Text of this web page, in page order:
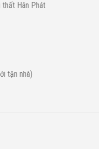
thất Hân Phát
tận nhà)